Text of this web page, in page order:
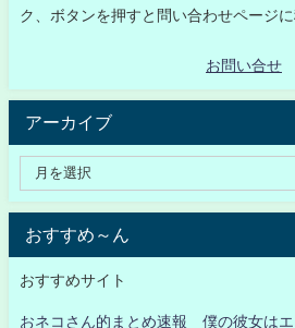
ク、ボタンを押すと問い合わせページ
お問い合せ
アーカイブ
おすすめ～ん
おすすめサイト
おネコさん的まとめ速報 僕の彼女はエ